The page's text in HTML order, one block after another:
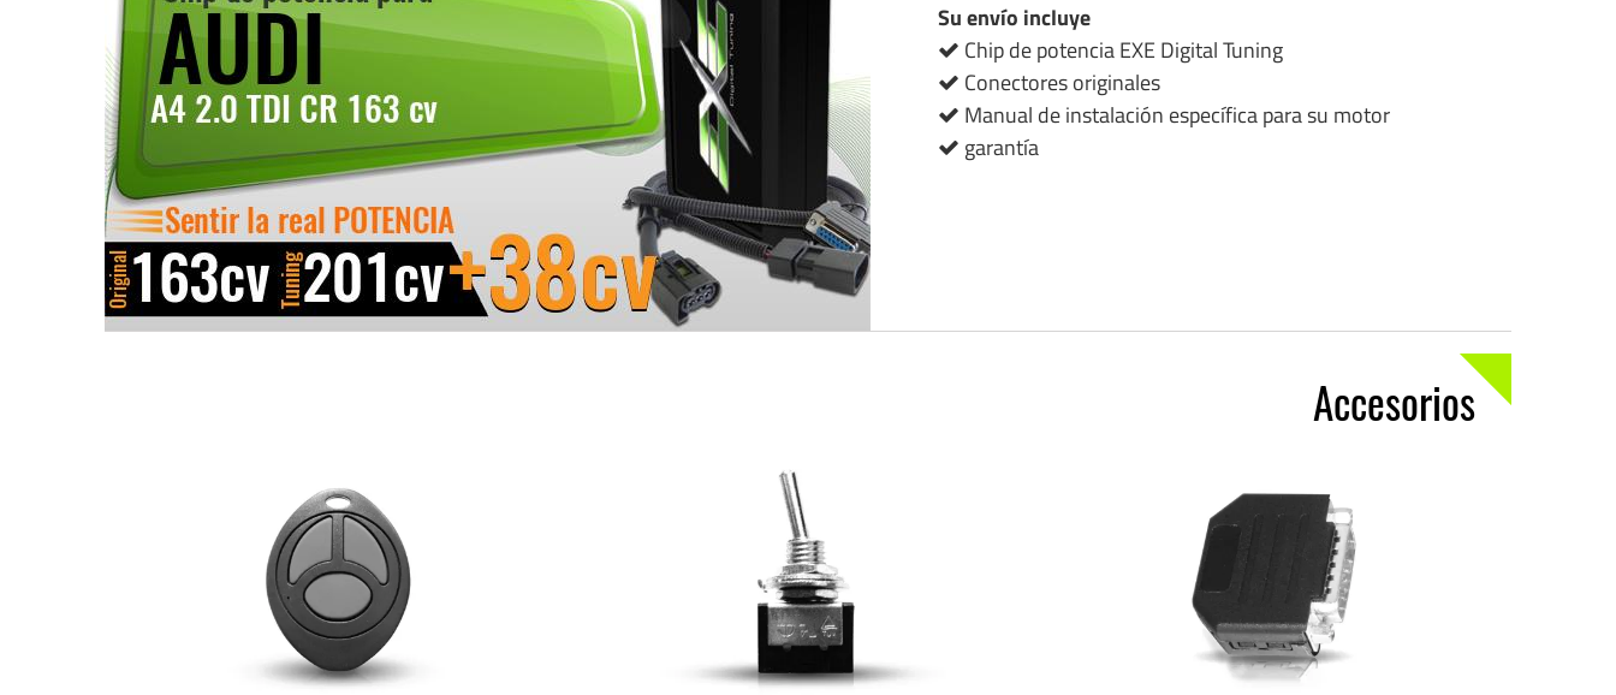
Su envío incluye
Chip de potencia EXE Digital Tuning
Conectores originales
Manual de instalación específica para su motor
garantía
Accesorios